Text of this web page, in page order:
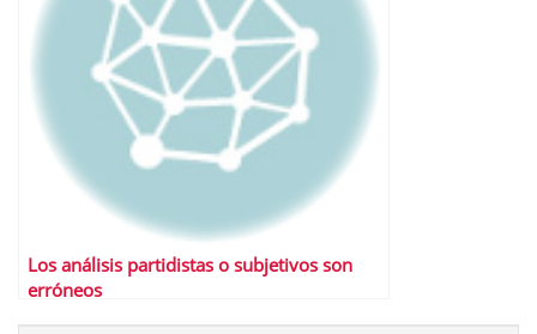
Los análisis partidistas o subjetivos son
erróneos